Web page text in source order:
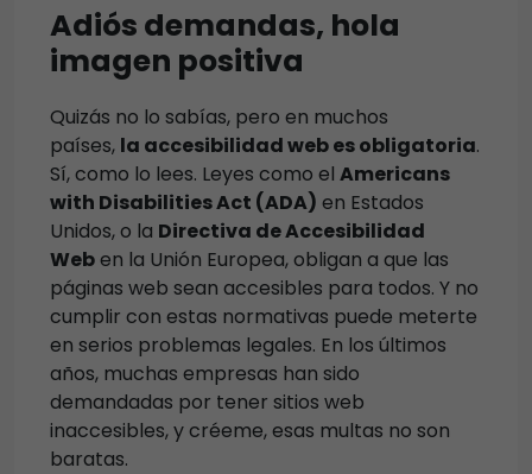
Adiós demandas, hola
imagen positiva
Quizás no lo sabías, pero en muchos
países, la accesibilidad web es obligatoria.
Sí, como lo lees. Leyes como el Americans
with Disabilities Act (ADA) en Estados
Unidos, o la Directiva de Accesibilidad
Weben la Unión Europea, obligan a que las
páginas web sean accesibles para todos. Y no
cumplir con estas normativas puede meterte
en serios problemas legales. En los últimos
años, muchas empresas han sido
demandadas por tener sitios web
inaccesibles, y créeme, esas multas no son
baratas.